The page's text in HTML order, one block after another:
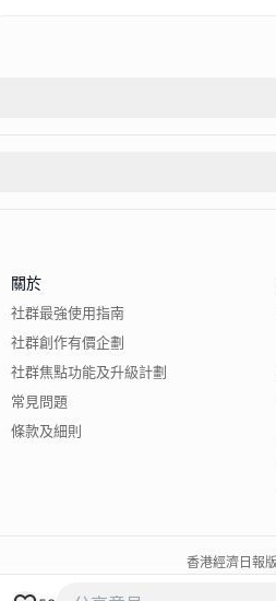
關於
社群最強使用指南
社群創作有價企劃
社群焦點功能及升級計劃
常見問題
條款及細則
香港經濟日報